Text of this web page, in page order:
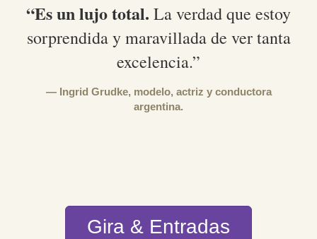
“Es un lujo total. La verdad que estoy
sorprendida y maravillada de ver tanta
excelencia.”
Ingrid Grudke, modelo, actriz y conductora
argentina.
Gira & Entradas